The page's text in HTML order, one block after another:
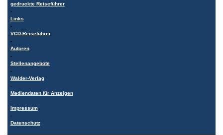
gedruckte Reiseführer
-
Links
-
VCD-Reiseführer
-
Autoren
-
Stellenangebote
-
Walder-Verlag
-
Mediendaten für Anzeigen
-
Impressum
-
Datenschutz